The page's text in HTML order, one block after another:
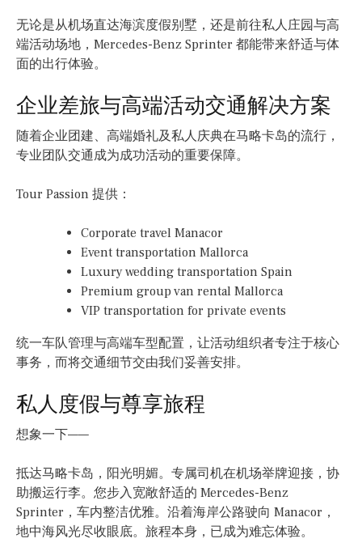
无论是从机场直达海滨度假别墅，还是前往私人庄园与高
端活动场地，Mercedes-Benz Sprinter 都能带来舒适与体
面的出行体验。
企业差旅与高端活动交通解决方案
随着企业团建、高端婚礼及私人庆典在马略卡岛的流行，
专业团队交通成为成功活动的重要保障。
Tour Passion 提供：
Corporate travel Manacor
Event transportation Mallorca
Luxury wedding transportation Spain
Premium group van rental Mallorca
VIP transportation for private events
统一车队管理与高端车型配置，让活动组织者专注于核心
事务，而将交通细节交由我们妥善安排。
私人度假与尊享旅程
想象一下——
抵达马略卡岛，阳光明媚。专属司机在机场举牌迎接，协
助搬运行李。您步入宽敞舒适的 Mercedes-Benz
Sprinter，车内整洁优雅。沿着海岸公路驶向 Manacor，
地中海风光尽收眼底。旅程本身，已成为难忘体验。